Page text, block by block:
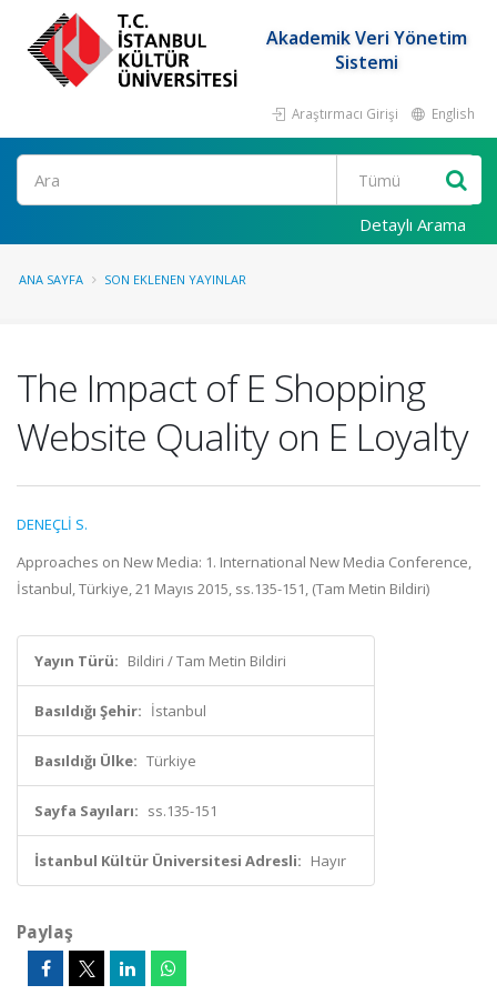
Akademik Veri Yönetim
Sistemi
Araştırmacı Girişi English
Ara
Detaylı Arama
ANA SAYFA SON EKLENEN YAYINLAR
The Impact of E Shopping
Website Quality on E Loyalty
DENEÇLİ S.
Approaches on New Media: 1. International New Media Conference,
İstanbul, Türkiye, 21 Mayıs 2015, ss.135-151, (Tam Metin Bildiri)
Yayın Türü: Bildiri / Tam Metin Bildiri
Basıldığı Şehir: İstanbul
Basıldığı Ülke: Türkiye
Sayfa Sayıları: ss.135-151
İstanbul Kültür Üniversitesi Adresli: Hayır
Paylaş